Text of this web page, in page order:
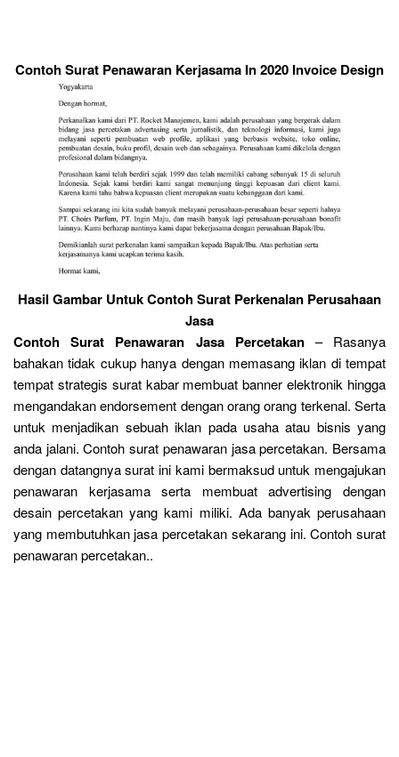
Contoh Surat Penawaran Kerjasama In 2020 Invoice Design
Hasil Gambar Untuk Contoh Surat Perkenalan Perusahaan
Jasa
Contoh Surat Penawaran Jasa Percetakan– Rasanya
bahakan tidak cukup hanya dengan memasang iklan di tempat
tempat strategis surat kabar membuat banner elektronik hingga
mengandakan endorsement dengan orang orang terkenal. Serta
untuk menjadikan sebuah iklan pada usaha atau bisnis yang
anda jalani. Contoh surat penawaran jasa percetakan. Bersama
dengan datangnya surat ini kami bermaksud untuk mengajukan
penawaran kerjasama serta membuat advertising dengan
desain percetakan yang kami miliki. Ada banyak perusahaan
yang membutuhkan jasa percetakan sekarang ini. Contoh surat
penawaran percetakan..